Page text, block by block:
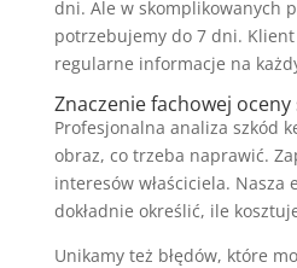
dni. Ale w skomplikowanych
potrzebujemy do 7 dni.
regularne informacje na
Znaczenie fachowej oceny
Profesjonalna analiza szkód
obraz, co trzeba naprawić.
interesów właściciela. Nasza
dokładnie określić, ile
Unikamy też błędów, które